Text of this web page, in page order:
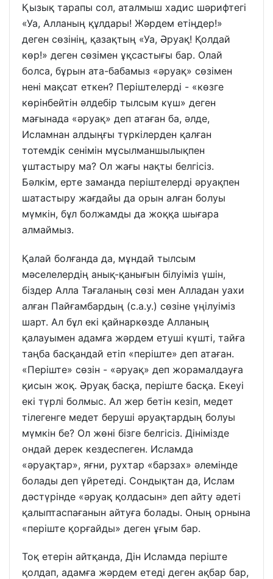
Қызық тарапы сол, аталмыш хадис шәрифтегі
«Уа, Алланың құлдары! Жәрдем етіңдер!»
деген сөзінің, қазақтың «Уа, Әруақ! Қолдай
көр!» деген сөзімен ұқсастығы бар. Олай
болса, бұрын ата-бабамыз «әруақ» сөзімен
нені мақсат еткен? Періштелерді - «көзге
көрінбейтін әлдебір тылсым күш» деген
мағынада «әруақ» деп атаған ба, әлде,
Исламнан алдыңғы түркілерден қалған
тотемдік сенімін мұсылманшылықпен
ұштастыру ма? Ол жағы нақты белгісіз.
Бәлкім, ерте заманда періштелерді әруақпен
шатастыру жағдайы да орын алған болуы
мүмкін, бұл болжамды да жоққа шығара
алмаймыз.
Қалай болғанда да, мұндай тылсым
мәселелердің анық-қанығын білуіміз үшін,
біздер Алла Тағаланың сөзі мен Алладан уахи
алған Пайғамбардың (с.а.у.) сөзіне үңілуіміз
шарт. Ал бұл екі қайнаркөзде Алланың
қалауымен адамға жәрдем етуші күшті, тайға
таңба басқандай етіп «періште» деп атаған.
«Періште» сөзін - «әруақ» деп жорамалдауға
қисын жоқ. Әруақ басқа, періште басқа. Екеуі
екі түрлі болмыс. Ал жер бетін кезіп, медет
тілегенге медет беруші әруақтардың болуы
мүмкін бе? Ол жөні бізге белгісіз. Дінімізде
ондай дерек кездеспеген. Исламда
«әруақтар», яғни, рухтар «барзах» әлемінде
болады деп үйретеді. Сондықтан да, Ислам
дәстүрінде «әруақ қолдасын» деп айту әдеті
қалыптаспағанын айтуға болады. Оның орнына
«періште қорғайды» деген ұғым бар.
Тоқ етерін айтқанда, Дін Исламда періште
қолдап, адамға жәрдем етеді деген ақбар бар,